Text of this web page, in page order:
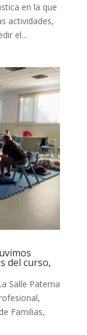
en la que
actividades,
el...
del curso,
Salle Paterna
,
Familias,